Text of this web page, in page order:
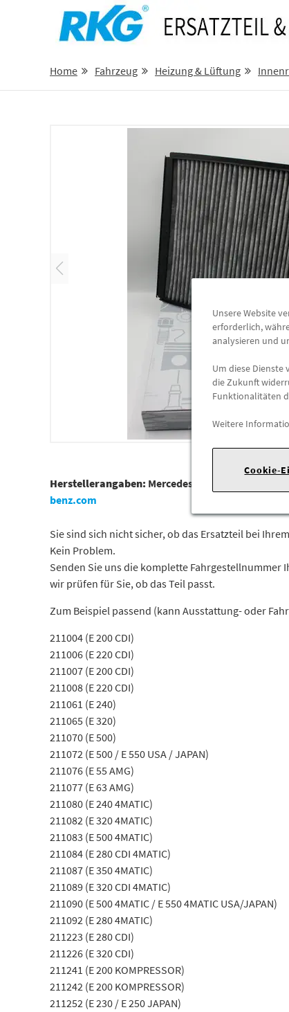
Home Fahrzeug Heizung & Lüftung
Herstellerangaben: Mercedes-Benz AG |
benz.com
Sie sind sich nicht sicher, ob das Ersatzteil bei
Kein Problem.
Senden Sie uns die komplette Fahrgestellnummer
wir prüfen für Sie, ob das Teil passt.
Zum Beispiel passend (kann Ausstattung- oder
211004 (E 200 CDI)
211006 (E 220 CDI)
211007 (E 200 CDI)
211008 (E 220 CDI)
211061 (E 240)
211065 (E 320)
211070 (E 500)
211072 (E 500 / E 550 USA / JAPAN)
211076 (E 55 AMG)
211077 (E 63 AMG)
211080 (E 240 4MATIC)
211082 (E 320 4MATIC)
211083 (E 500 4MATIC)
211084 (E 280 CDI 4MATIC)
211087 (E 350 4MATIC)
211089 (E 320 CDI 4MATIC)
211090 (E 500 4MATIC / E 550 4MATIC USA/JAPAN)
211092 (E 280 4MATIC)
211223 (E 280 CDI)
211226 (E 320 CDI)
211241 (E 200 KOMPRESSOR)
211242 (E 200 KOMPRESSOR)
211252 (E 230 / E 250 JAPAN)
Unsere Website
erforderlich,
analysieren und
Um diese
die Zukunft
Funktionalitäten
Weitere
Cookie-